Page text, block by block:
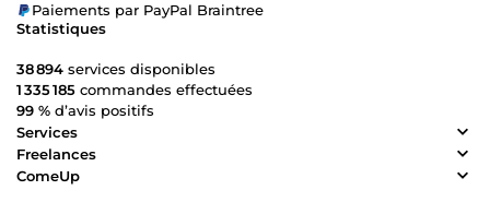
Paiements par PayPal Braintree
Statistiques
38 894 services disponibles
1 335 185 commandes effectuées
99 % d’avis positifs
Services
Freelances
ComeUp